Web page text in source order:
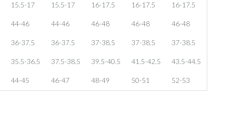
15.5-17 15.5-17 16-17.5 16-17.5 16-17.5
44-46 44-46 46-48 46-48 46-48
36-37.5 36-37.5 37-38.5 37-38.5 37-38.5
35.5-36.5 37.5-38.5 39.5-40.5 41.5-42.5 43.5-44.5
44-45 46-47 48-49 50-51 52-53